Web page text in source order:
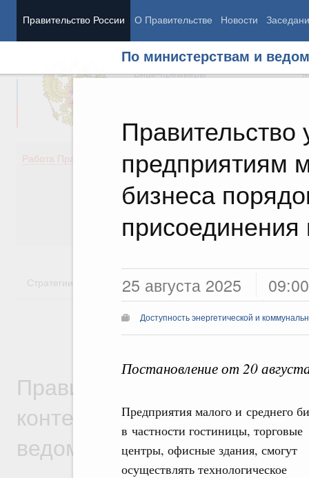
Правительство России О Правительстве Новости
По министерствам и
Правительство
предприятиям
бизнеса
присоединения
25 августа 2025 09:00
Доступность энергетической и
Постановление от 20
Предприятия малого и среднего
в частности гостиницы, торговые
центры, офисные здания, смогут
осуществлять технологическое
Председатель Правительства
Вице-премьеры
Работа Правительства
Демография
Здоровье
Культура
Государство
Стратегии Государственные программы
Правительственная
контексте работы
ведомств